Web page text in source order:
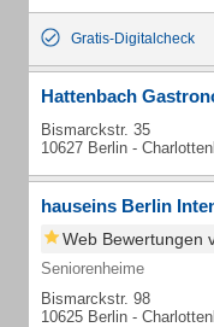
Gratis-Digitalcheck
Hattenbach
Bismarckstr. 35
10627 Berlin -
hauseins Berlin
Web Bewertungen
Seniorenheime
Bismarckstr. 98
10625 Berlin -